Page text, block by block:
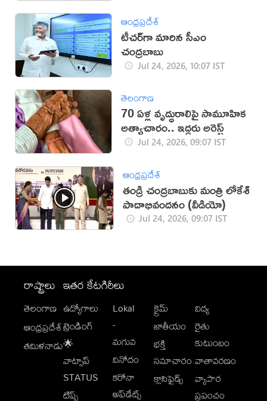
ఆంధ్రప్రదేశ్
టీచర్‌గా మారిన సీఎం
చంద్రబాబు
Jul 24, 2026, 10:07 IST
తెలంగాణ
70 ఏళ్ల వృద్ధురాలిపై సామూహిక
అత్యాచారం.. ఇద్దరు అరెస్ట్
Jul 24, 2026, 09:07 IST
ఆంధ్రప్రదేశ్
తండ్రి చంద్రబాబుకు మంత్రి లోకేశ్
పాదాభివందనం (వీడియో)
Jul 24, 2026, 09:07 IST
రాష్ట్రాలు
తెలంగాణ
ఆంధ్రప్రదేశ్
తమిళనాడు
ఇతర కేటగిరీలు
ఉద్యోగాలు
ట్రెండింగ్
🌟
వాట్సాప్
STATUS
టిప్స్
Lokal
-
మగువ
వినోదం
కరోనా
అప్‌డేట్స్
క్రైమ్
జాతీయం
భక్తి
సమాచారం
క్లాసిఫైడ్స్
విద్య
రైతు
కుటుంబం
వాతావరణం
వ్యాపార
ప్రపంచం